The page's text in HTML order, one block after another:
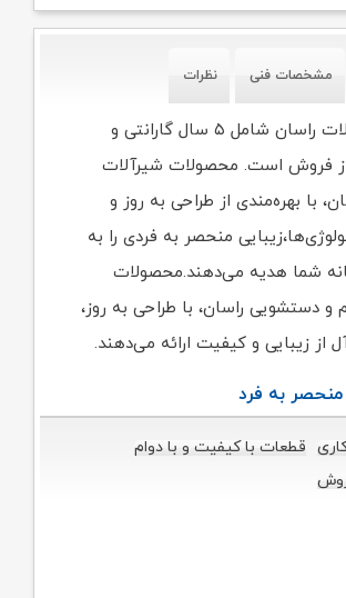
مشخصات فنی نظرات
تمامی محصولات راسان شامل ۵ سال گارانتی و
فروش است. محصولات شیرآلات
با بهره‌مندی از طراحی به روز و
منحصر به فردی را به
شما هدیه می‌دهند.محصولات
و دستشویی راسان، با طراحی به روز،
از زیبایی و کیفیت ارائه می‌دهند.
به فرد
قطعات با کیفیت و با دوام